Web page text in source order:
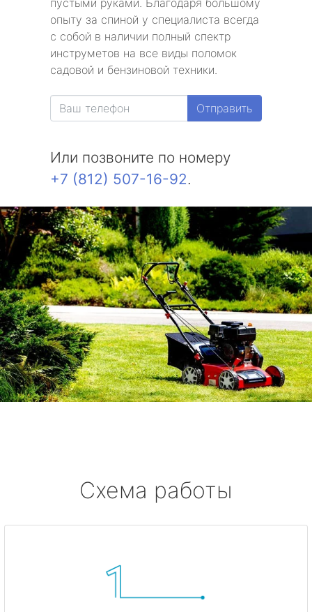
пустыми руками. Благодаря большому
опыту за спиной у специалиста всегда
с собой в наличии полный спектр
инструметов на все виды поломок
садовой и бензиновой техники.
Отправить
Или позвоните по номеру
+7 (812) 507-16-92.
Схема работы